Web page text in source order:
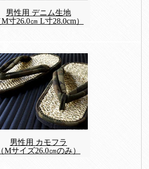
男性用 デニム生地
M寸26.0㎝ L寸28.0cm）
男性用 カモフラ
（Mサイズ26.0㎝のみ）